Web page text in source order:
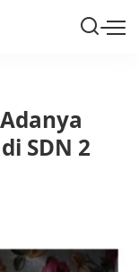
SDN 2